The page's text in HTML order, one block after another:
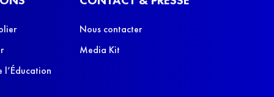
l’Éducation
Nous contacter
Media Kit